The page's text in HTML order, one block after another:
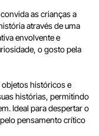
as crianças a
através de uma
envolvente e
o gosto pela
históricos e
histórias, permitindo
Ideal para despertar o
pensamento crítico